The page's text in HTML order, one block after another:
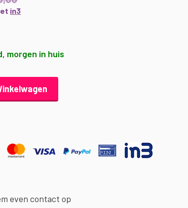
in3
morgen in huis
even contact op